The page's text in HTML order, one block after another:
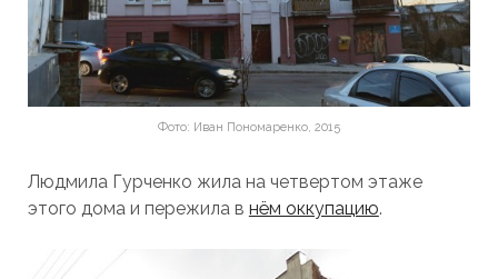
Фото: Иван Пономаренко, 2015
Людмила Гурченко жила на четвертом этаже
этого дома и пережила в нём оккупацию.